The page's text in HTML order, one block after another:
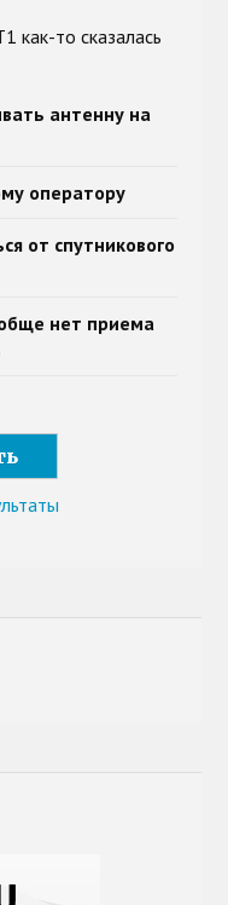
как-то сказалась
антенну на
оператору
от спутникового
нет приема